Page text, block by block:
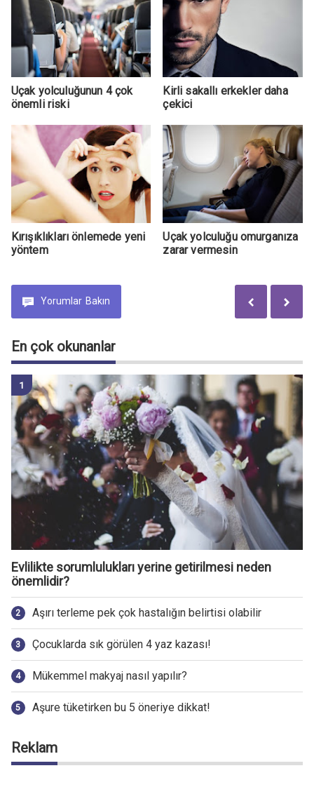
Uçak yolculuğunun 4 çok
önemli riski
Kirli sakallı erkekler daha
çekici
Kırışıklıkları önlemede yeni
yöntem
Uçak yolculuğu omurganıza
zarar vermesin
Yorumlar Bakın
En çok okunanlar
Evlilikte sorumlulukları yerine getirilmesi neden
önemlidir?
Aşırı terleme pek çok hastalığın belirtisi olabilir
Çocuklarda sık görülen 4 yaz kazası!
Mükemmel makyaj nasıl yapılır?
Aşure tüketirken bu 5 öneriye dikkat!
Reklam